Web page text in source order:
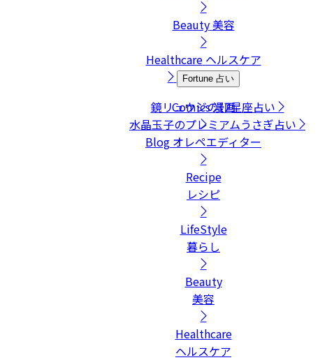
Beauty美容
Healthcare ヘルスケア
Fortune 占い
鏡リュウジの12星座占い
水晶玉子のプレミアムうさぎ占い
Comics漫画
Blog オレペエディター
Recipe
レシピ
LifeStyle
暮らし
Beauty
美容
Healthcare
ヘルスケア